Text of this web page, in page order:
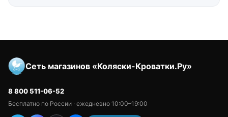
Сеть магазинов «Коляски-Кроватки.Ру»
8 800 511-06-52
Бесплатно по России · ежедневно 10:00–19:00